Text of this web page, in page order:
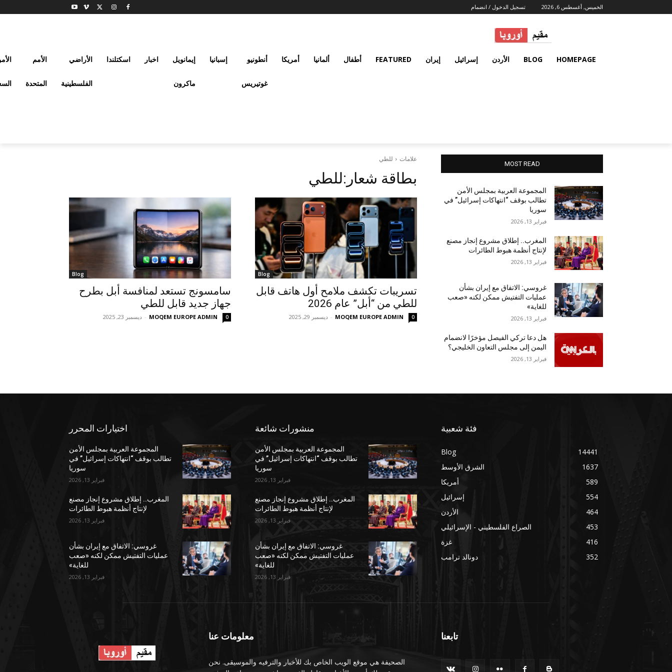
الخميس, أغسطس 6, 2026 تسجيل الدخول / انضمام
HOMEPAGE
BLOG الأردن إسرائيل إيران FEATURED أطفال ألمانيا أمريكا أنطونيو
غوتيريس
إسبانيا إيمانويل
ماكرون
اخبار اسكتلندا الأراضي
الفلسطينية
الأمم
المتحدة
علامات للطي
بطاقة شعار:للطي
Blog
تسريبات تكشف ملامح أول هاتف قابل
للطي من “أبل” عام 2026
MOQEM EUROPE ADMIN
- ديسمبر 29, 2025 0
Blog
سامسونج تستعد لمنافسة أبل بطرح
جهاز جديد قابل للطي
MOQEM EUROPE ADMIN
- ديسمبر 23, 2025 0
MOST READ
المجموعة العربية بمجلس الأمن
تطالب بوقف “انتهاكات إسرائيل” في
سوريا
فبراير 13, 2026
المغرب.. إطلاق مشروع إنجاز مصنع
لإنتاج أنظمة هبوط الطائرات
فبراير 13, 2026
غروسي: الاتفاق مع إيران بشأن
عمليات التفتيش ممكن لكنه «صعب
للغاية»
فبراير 13, 2026
هل دعا تركي الفيصل مؤخرًا لانضمام
اليمن إلى مجلس التعاون الخليجي؟
فبراير 13, 2026
اختيارات المحرر
المجموعة العربية بمجلس الأمن
تطالب بوقف “انتهاكات إسرائيل” في
سوريا
فبراير 13, 2026
المغرب.. إطلاق مشروع إنجاز مصنع
لإنتاج أنظمة هبوط الطائرات
فبراير 13, 2026
غروسي: الاتفاق مع إيران بشأن
عمليات التفتيش ممكن لكنه «صعب
للغاية»
فبراير 13, 2026
منشورات شائعة
المجموعة العربية بمجلس الأمن
تطالب بوقف “انتهاكات إسرائيل” في
سوريا
فبراير 13, 2026
المغرب.. إطلاق مشروع إنجاز مصنع
لإنتاج أنظمة هبوط الطائرات
فبراير 13, 2026
غروسي: الاتفاق مع إيران بشأن
عمليات التفتيش ممكن لكنه «صعب
للغاية»
فبراير 13, 2026
فئة شعبية
Blog
14441
الشرق الأوسط
1637
أمريكا
589
إسرائيل
554
الأردن
464
الصراع الفلسطيني - الإسرائيلي
453
غزة
416
دونالد ترامب
352
معلومات عنا
الصحيفة هي موقع الويب الخاص بك للأخبار والترفيه والموسيقى. نحن
تابعنا